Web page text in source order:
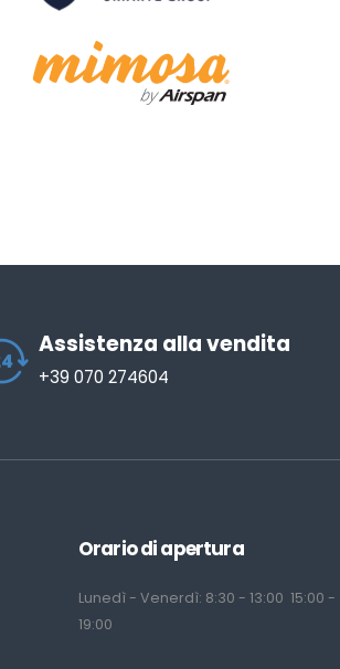
Assistenza alla vendita
+39 070 274604
Orario di apertura
Lunedì - Venerdì: 8:30 - 13:00 15:00 -
19:00